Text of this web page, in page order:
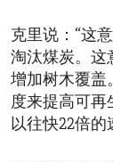
克里说：“这
淘汰煤炭。这
增加树木覆盖
度来提高可再
以往快22倍的